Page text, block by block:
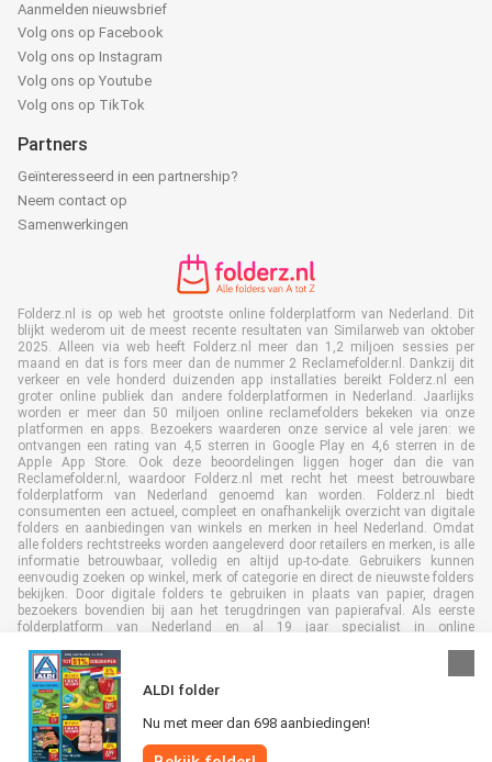
ALDI folder
Nu met meer dan 698 aanbiedingen!
Aanmelden nieuwsbrief
Volg ons op Facebook
Volg ons op Instagram
Volg ons op Youtube
Volg ons op TikTok
Partners
Geïnteresseerd in een partnership?
Neem contact op
Samenwerkingen
Folderz.nl is op web het grootste online folderplatform van Nederland. Dit
blijkt wederom uit de meest recente resultaten van Similarweb van oktober
2025. Alleen via web heeft Folderz.nl meer dan 1,2 miljoen sessies per
maand en dat is fors meer dan de nummer 2 Reclamefolder.nl. Dankzij dit
verkeer en vele honderd duizenden app installaties bereikt Folderz.nl een
groter online publiek dan andere folderplatformen in Nederland. Jaarlijks
worden er meer dan 50 miljoen online reclamefolders bekeken via onze
platformen en apps. Bezoekers waarderen onze service al vele jaren: we
ontvangen een rating van 4,5 sterren in Google Play en 4,6 sterren in de
Apple App Store. Ook deze beoordelingen liggen hoger dan die van
Reclamefolder.nl, waardoor Folderz.nl met recht het meest betrouwbare
folderplatform van Nederland genoemd kan worden. Folderz.nl biedt
consumenten een actueel, compleet en onafhankelijk overzicht van digitale
folders en aanbiedingen van winkels en merken in heel Nederland. Omdat
alle folders rechtstreeks worden aangeleverd door retailers en merken, is alle
informatie betrouwbaar, volledig en altijd up-to-date. Gebruikers kunnen
eenvoudig zoeken op winkel, merk of categorie en direct de nieuwste folders
bekijken. Door digitale folders te gebruiken in plaats van papier, dragen
bezoekers bovendien bij aan het terugdringen van papierafval. Als eerste
folderplatform van Nederland en al 19 jaar specialist in online
met retailers en merken. Hierdoor zijn we uitgegroeid tot de toonaangevende
speler in de digitale foldermarkt.